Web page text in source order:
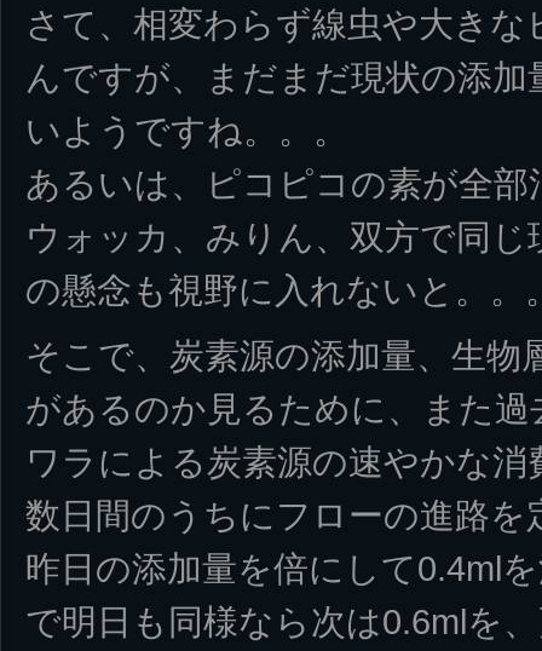
さて、相変わらず線虫や大き
んですが、まだまだ現状の添
いようですね。。。
あるいは、ピコピコの素が全
ウォッカ、みりん、双方で同
の懸念も視野に入れないと。。
そこで、炭素源の添加量、生物
があるのか見るために、また
ワラによる炭素源の速やかな
数日間のうちにフローの進路を
昨日の添加量を倍にして0.4ml
で明日も同様なら次は0.6mlを